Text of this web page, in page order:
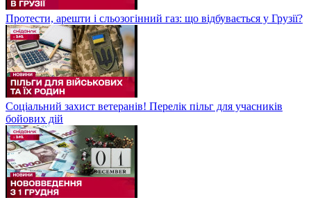
Протести, арешти і сльозогінний газ: що відбувається у Грузії?
Соціальний захист ветеранів! Перелік пільг для учасників
бойових дій